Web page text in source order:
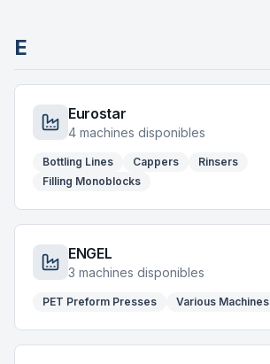
E
Eurostar
4 machines disponibles
Bottling Lines Cappers
Rinsers
Filling Monoblocks
ENGEL
3 machines disponibles
PET Preform Presses Various Machines